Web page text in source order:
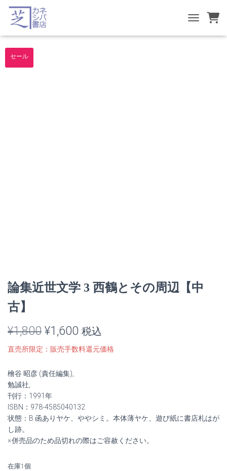
TOGGLE
セール
論集近世文学 3 西鶴とその周辺【中
古】
¥1,800 元
の
価
は
¥1,800
で
¥1,600 現
在
格
は
¥1,600
税込
直売所限定：販売手数料還元価格
檜谷 昭彦 (責任編集),
勉誠社,
刊行：1991年
ISBN：978-4585040132
状態：B 函ありヤケ、ややシミ。本体薄ヤケ、遊び紙に書店札はが
し跡。
※併売品のため品切れの際はご容赦ください。
在庫1個